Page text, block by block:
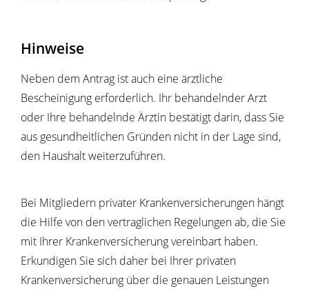
Hinweise
Neben dem Antrag ist auch eine ärztliche
Bescheinigung erforderlich. Ihr behandelnder Arzt
oder Ihre behandelnde Ärztin bestätigt darin, dass Sie
aus gesundheitlichen Gründen nicht in der Lage sind,
den Haushalt weiterzuführen.
Bei Mitgliedern privater Krankenversicherungen hängt
die Hilfe von den vertraglichen Regelungen ab, die Sie
mit Ihrer Krankenversicherung vereinbart haben.
Erkundigen Sie sich daher bei Ihrer privaten
Krankenversicherung über die genauen Leistungen